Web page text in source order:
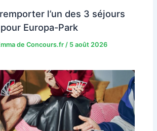
l’un des 3 séjours
Europa-Park
de Concours.fr / 5 août 2026